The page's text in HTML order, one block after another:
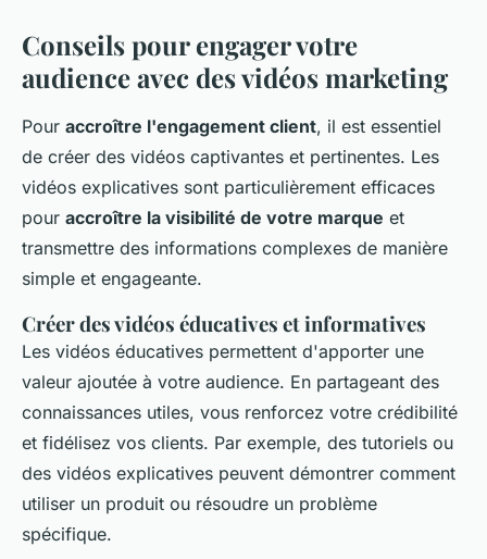
Conseils pour engager votre
audience avec des vidéos marketing
Pour accroître l'engagement client, il est essentiel
de créer des vidéos captivantes et pertinentes. Les
vidéos explicatives sont particulièrement efficaces
pour accroître la visibilité de votre marque et
transmettre des informations complexes de manière
simple et engageante.
Créer des vidéos éducatives et informatives
Les vidéos éducatives permettent d'apporter une
valeur ajoutée à votre audience. En partageant des
connaissances utiles, vous renforcez votre crédibilité
et fidélisez vos clients. Par exemple, des tutoriels ou
des vidéos explicatives peuvent démontrer comment
utiliser un produit ou résoudre un problème
spécifique.